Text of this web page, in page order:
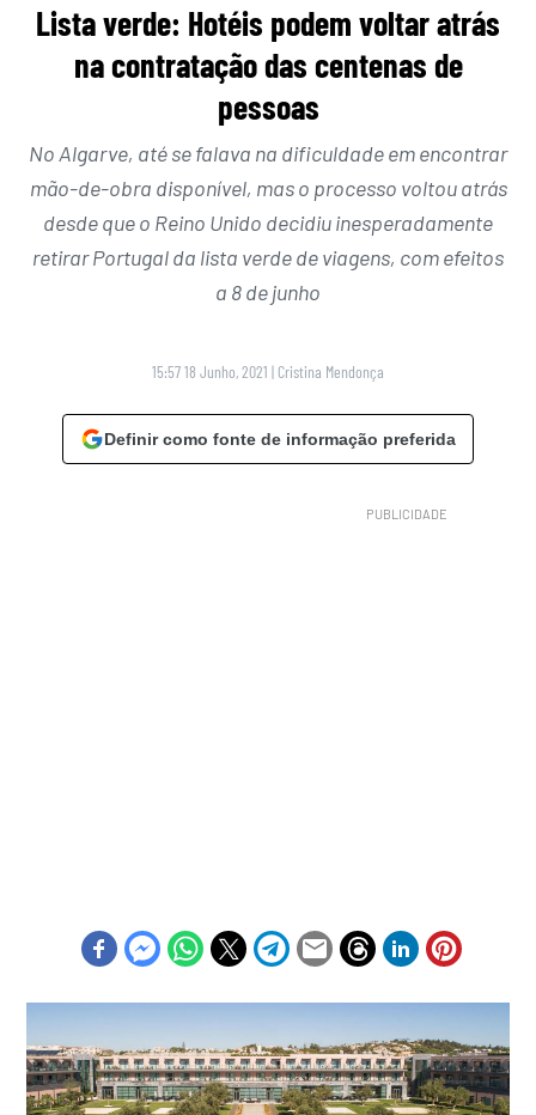
Lista verde: Hotéis podem voltar atrás
na contratação das centenas de
pessoas
No Algarve, até se falava na dificuldade em encontrar
mão-de-obra disponível, mas o processo voltou atrás
desde que o Reino Unido decidiu inesperadamente
retirar Portugal da lista verde de viagens, com efeitos
a 8 de junho
15:57 18 Junho, 2021 | Cristina Mendonça
Definir como fonte de informação preferida